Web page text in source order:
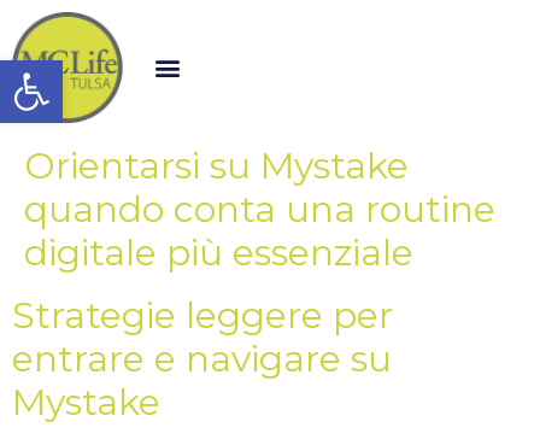
Open toolbar
Orientarsi su Mystake
quando conta una routine
digitale più essenziale
Strategie leggere per
entrare e navigare su
Mystake